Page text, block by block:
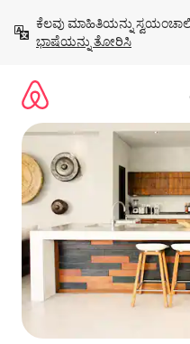
ಹೋಗಿ
ಕೆಲವು ಮಾಹಿತಿಯನ್ನು
ಭಾಷೆಯನ್ನು ತೋರಿಸಿ